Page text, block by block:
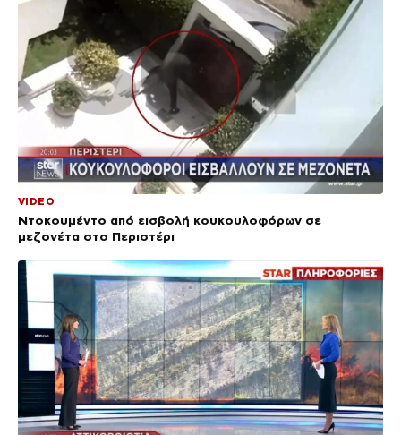
VIDEO
Ντοκουμέντο από εισβολή κουκουλοφόρων σε
μεζονέτα στο Περιστέρι